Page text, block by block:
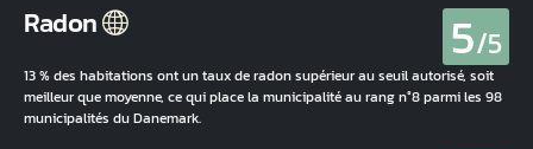
Radon 5/5
13 % des habitations ont un taux de radon supérieur au seuil autorisé, soit
meilleur que moyenne, ce qui place la municipalité au rang n°8 parmi les 98
municipalités du Danemark.